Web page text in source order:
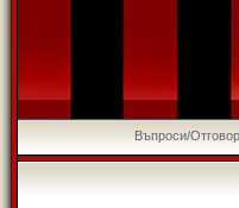
Въпроси/